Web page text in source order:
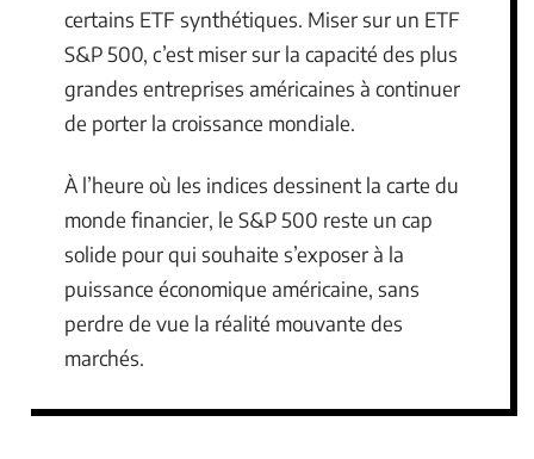
certains ETF synthétiques. Miser sur un ETF
S&P 500, c’est miser sur la capacité des plus
grandes entreprises américaines à continuer
de porter la croissance mondiale.
À l’heure où les indices dessinent la carte du
monde financier, le S&P 500 reste un cap
solide pour qui souhaite s’exposer à la
puissance économique américaine, sans
perdre de vue la réalité mouvante des
marchés.